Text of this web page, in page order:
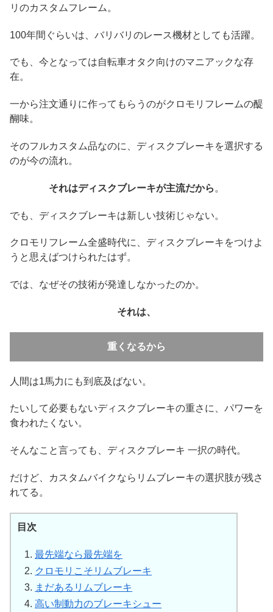
リのカスタムフレーム。
100年間ぐらいは、バリバリのレース機材としても活躍。
でも、今となっては自転車オタク向けのマニアックな存
在。
一から注文通りに作ってもらうのがクロモリフレームの醍
醐味。
そのフルカスタム品なのに、ディスクブレーキを選択する
のが今の流れ。
それはディスクブレーキが主流だから 。
でも、ディスクブレーキは新しい技術じゃない。
クロモリフレーム全盛時代に、ディスクブレーキをつけよ
うと思えばつけられたはず。
では、なぜその技術が発達しなかったのか。
それは、
重くなるから
人間は1馬力にも到底及ばない。
たいして必要もないディスクブレーキの重さに、パワーを
食われたくない。
そんなこと言っても、ディスクブレーキ 一択の時代。
だけど、カスタムバイクならリムブレーキの選択肢が残さ
れてる。
目次
最先端なら最先端を
クロモリこそリムブレーキ
まだあるリムブレーキ
高い制動力のブレーキシュー